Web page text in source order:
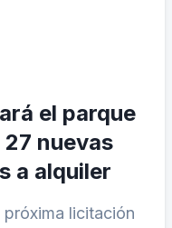
el parque
nuevas
a alquiler
próxima licitación